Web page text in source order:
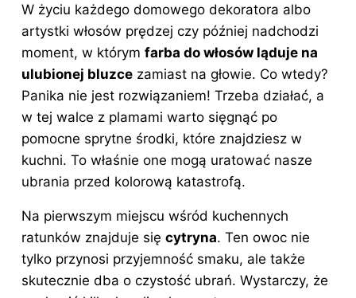
c
e
b
o
o
k
er
e
st
k
e
dI
n
k
o
p
d
di
t
m
bl
r
W życiu każdego domowego dekoratora albo
artystki włosów prędzej czy później nadchodzi
moment, w którym farba do włosów ląduje na
ulubionej bluzce zamiast na głowie. Co wtedy?
Panika nie jest rozwiązaniem! Trzeba działać, a
w tej walce z plamami warto sięgnąć po
pomocne sprytne środki, które znajdziesz w
kuchni. To właśnie one mogą uratować nasze
ubrania przed kolorową katastrofą.
Na pierwszym miejscu wśród kuchennych
ratunków znajduje się cytryna. Ten owoc nie
tylko przynosi przyjemność smaku, ale także
skutecznie dba o czystość ubrań. Wystarczy, że